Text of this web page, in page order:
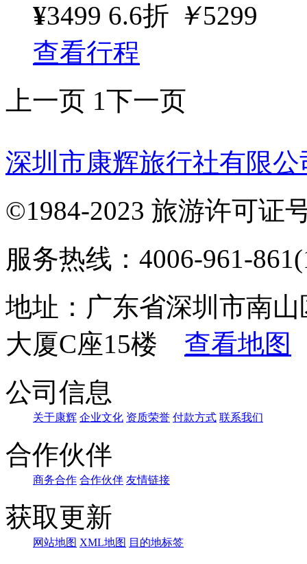
¥3499 6.6折 ￥5299
查看行程
上一页 1下一页
深圳市康辉旅行社有限
©1984-2023 旅游许可证
服务热线：4006-961-
地址：广东省深圳市南
大厦C座15楼 查看地图
公司信息
关于康辉 企业文化 资质荣誉 付款方式 联系我们
合作伙伴
商务合作 合作伙伴 友情链接
获取更新
网站地图 XML地图 目的地标签